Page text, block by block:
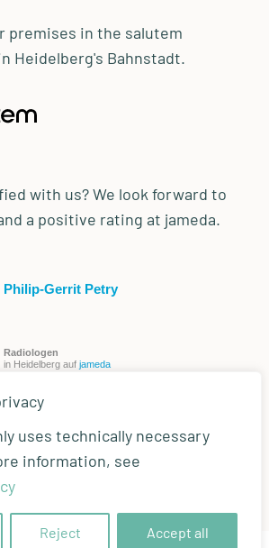
uses technically necessary
information, see
Reject Accept all
premises in the salutem
Heidelberg's Bahnstadt.
with us? We look forward to
a positive rating at jameda.
Philip-Gerrit Petry
Radiologen
in Heidelberg auf jameda